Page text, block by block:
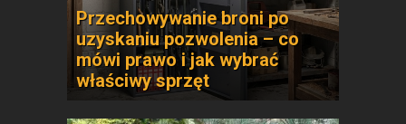
Przechowywanie broni po
uzyskaniu pozwolenia – co
mówi prawo i jak wybrać
właściwy sprzęt